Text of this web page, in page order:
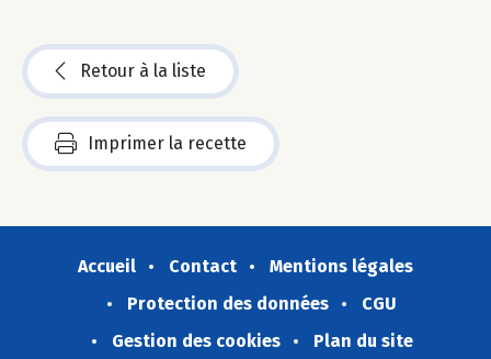
Retour à la liste
Imprimer la recette
Accueil Contact
Mentions légales
Protection des données
CGU
Gestion des cookies
Plan du site